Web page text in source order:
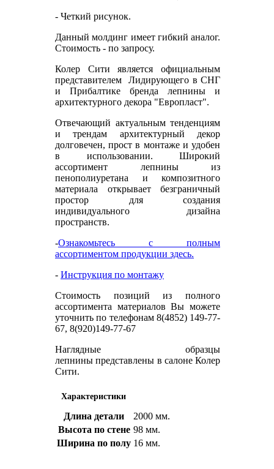
- Четкий рисунок.
Данный молдинг имеет гибкий аналог.
Стоимость - по запросу.
Колер Сити является официальным
представителем Лидирующего в СНГ
и Прибалтике бренда лепнины и
архитектурного декора "Европласт".
Отвечающий актуальным тенденциям
и трендам архитектурный декор
долговечен, прост в монтаже и удобен
в использовании. Широкий
ассортимент лепнины из
пенополиуретана и композитного
материала открывает безграничный
простор для создания
индивидуального дизайна
пространств.
-Ознакомьтесь с полным
ассортиментом продукции здесь.
- Инструкция по монтажу
Стоимость позиций из полного
ассортимента материалов Вы можете
уточнить по телефонам 8(4852) 149-77-
67, 8(920)149-77-67
Наглядные образцы
лепнины представлены в салоне Колер
Сити.
Характеристики
Длина детали
2000 мм.
Высота по стене 98 мм.
Ширина по полу 16 мм.